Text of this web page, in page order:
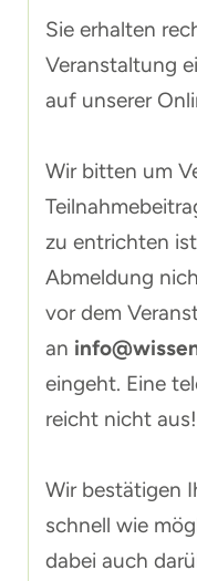
Sie erhalten
Veranstaltung
auf unserer
Wir bitten um
zu entrichten
Abmeldung
vor dem
an
eingeht. Eine
reicht nicht aus!
Wir bestätigen
schnell wie
dabei auch